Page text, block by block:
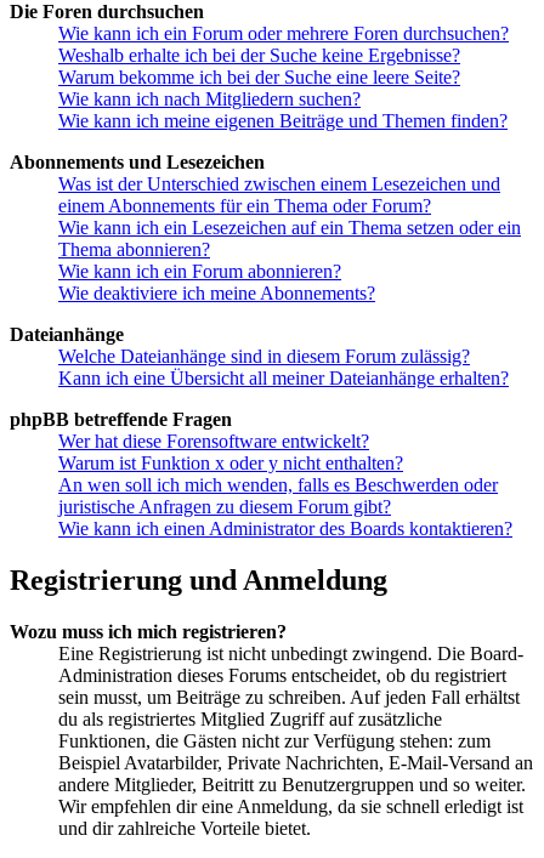
Die Foren durchsuchen
Wie kann ich ein Forum oder mehrere Foren durchsuchen?
Weshalb erhalte ich bei der Suche keine Ergebnisse?
Warum bekomme ich bei der Suche eine leere Seite?
Wie kann ich nach Mitgliedern suchen?
Wie kann ich meine eigenen Beiträge und Themen finden?
Abonnements und Lesezeichen
Was ist der Unterschied zwischen einem Lesezeichen und
einem Abonnements für ein Thema oder Forum?
Wie kann ich ein Lesezeichen auf ein Thema setzen oder ein
Thema abonnieren?
Wie kann ich ein Forum abonnieren?
Wie deaktiviere ich meine Abonnements?
Dateianhänge
Welche Dateianhänge sind in diesem Forum zulässig?
Kann ich eine Übersicht all meiner Dateianhänge erhalten?
phpBB betreffende Fragen
Wer hat diese Forensoftware entwickelt?
Warum ist Funktion x oder y nicht enthalten?
An wen soll ich mich wenden, falls es Beschwerden oder
juristische Anfragen zu diesem Forum gibt?
Wie kann ich einen Administrator des Boards kontaktieren?
Registrierung und Anmeldung
Wozu muss ich mich registrieren?
Eine Registrierung ist nicht unbedingt zwingend. Die Board-
Administration dieses Forums entscheidet, ob du registriert
sein musst, um Beiträge zu schreiben. Auf jeden Fall erhältst
du als registriertes Mitglied Zugriff auf zusätzliche
Funktionen, die Gästen nicht zur Verfügung stehen: zum
Beispiel Avatarbilder, Private Nachrichten, E-Mail-Versand an
andere Mitglieder, Beitritt zu Benutzergruppen und so weiter.
Wir empfehlen dir eine Anmeldung, da sie schnell erledigt ist
und dir zahlreiche Vorteile bietet.